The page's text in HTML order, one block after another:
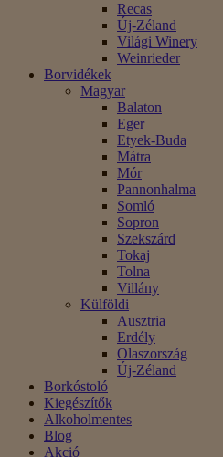
Recas
Új-Zéland
Világi Winery
Weinrieder
Borvidékek
Magyar
Balaton
Eger
Etyek-Buda
Mátra
Mór
Pannonhalma
Somló
Sopron
Szekszárd
Tokaj
Tolna
Villány
Külföldi
Ausztria
Erdély
Olaszország
Új-Zéland
Borkóstoló
Kiegészítők
Alkoholmentes
Blog
Akció